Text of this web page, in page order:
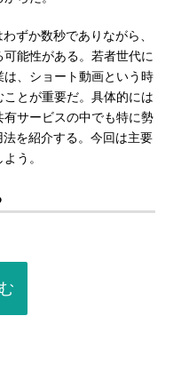
ずか数秒でありながら、
能性がある。若者世代に
、ショート動画という時
とが重要だ。具体的には
サービスの中でも特に勢
を紹介する。今回は主要
う。